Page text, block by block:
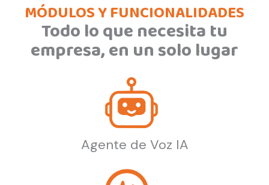
MÓDULOS Y FUNCIONALIDADES
Todo lo que necesita tu
empresa, en un solo lugar
Agente de Voz IA